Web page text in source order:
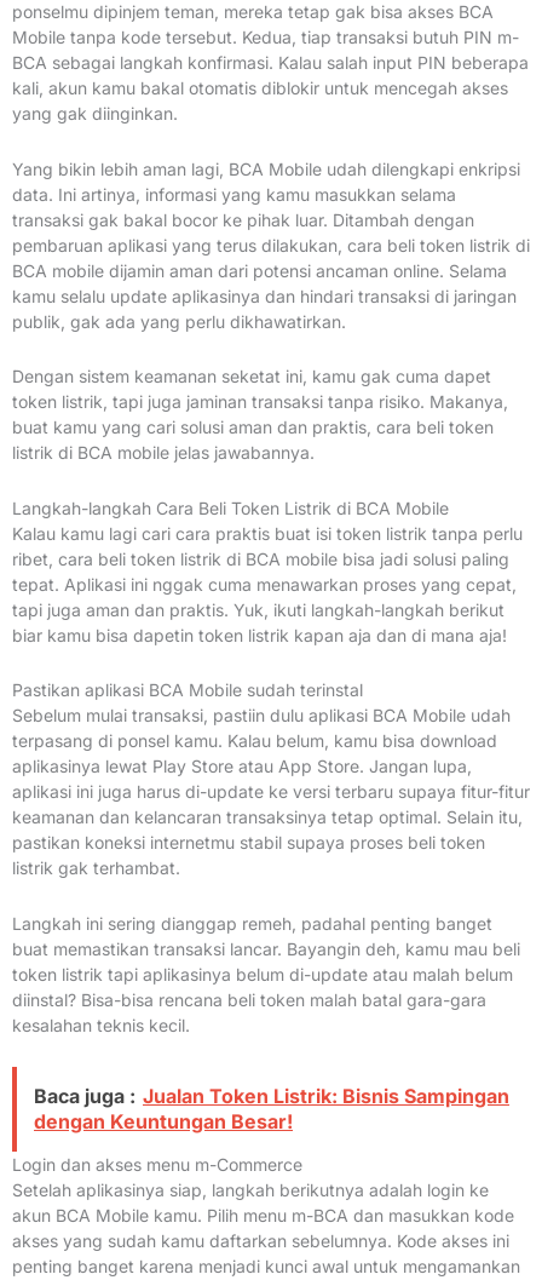
ponselmu dipinjem teman, mereka tetap gak bisa akses BCA
Mobile tanpa kode tersebut. Kedua, tiap transaksi butuh PIN m-
BCA sebagai langkah konfirmasi. Kalau salah input PIN beberapa
kali, akun kamu bakal otomatis diblokir untuk mencegah akses
yang gak diinginkan.
Yang bikin lebih aman lagi, BCA Mobile udah dilengkapi enkripsi
data. Ini artinya, informasi yang kamu masukkan selama
transaksi gak bakal bocor ke pihak luar. Ditambah dengan
pembaruan aplikasi yang terus dilakukan, cara beli token listrik di
BCA mobile dijamin aman dari potensi ancaman online. Selama
kamu selalu update aplikasinya dan hindari transaksi di jaringan
publik, gak ada yang perlu dikhawatirkan.
Dengan sistem keamanan seketat ini, kamu gak cuma dapet
token listrik, tapi juga jaminan transaksi tanpa risiko. Makanya,
buat kamu yang cari solusi aman dan praktis, cara beli token
listrik di BCA mobile jelas jawabannya.
Langkah-langkah Cara Beli Token Listrik di BCA Mobile
Kalau kamu lagi cari cara praktis buat isi token listrik tanpa perlu
ribet, cara beli token listrik di BCA mobile bisa jadi solusi paling
tepat. Aplikasi ini nggak cuma menawarkan proses yang cepat,
tapi juga aman dan praktis. Yuk, ikuti langkah-langkah berikut
biar kamu bisa dapetin token listrik kapan aja dan di mana aja!
Pastikan aplikasi BCA Mobile sudah terinstal
Sebelum mulai transaksi, pastiin dulu aplikasi BCA Mobile udah
terpasang di ponsel kamu. Kalau belum, kamu bisa download
aplikasinya lewat Play Store atau App Store. Jangan lupa,
aplikasi ini juga harus di-update ke versi terbaru supaya fitur-fitur
keamanan dan kelancaran transaksinya tetap optimal. Selain itu,
pastikan koneksi internetmu stabil supaya proses beli token
listrik gak terhambat.
Langkah ini sering dianggap remeh, padahal penting banget
buat memastikan transaksi lancar. Bayangin deh, kamu mau beli
token listrik tapi aplikasinya belum di-update atau malah belum
diinstal? Bisa-bisa rencana beli token malah batal gara-gara
kesalahan teknis kecil.
Baca juga : Jualan Token Listrik: Bisnis Sampingan
dengan Keuntungan Besar!
Login dan akses menu m-Commerce
Setelah aplikasinya siap, langkah berikutnya adalah login ke
akun BCA Mobile kamu. Pilih menu m-BCA dan masukkan kode
akses yang sudah kamu daftarkan sebelumnya. Kode akses ini
penting banget karena menjadi kunci awal untuk mengamankan